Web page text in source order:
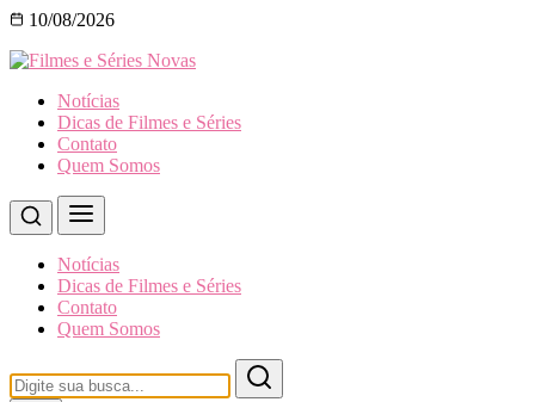
10/08/2026
Notícias
Dicas de Filmes e Séries
Contato
Quem Somos
Notícias
Dicas de Filmes e Séries
Contato
Quem Somos